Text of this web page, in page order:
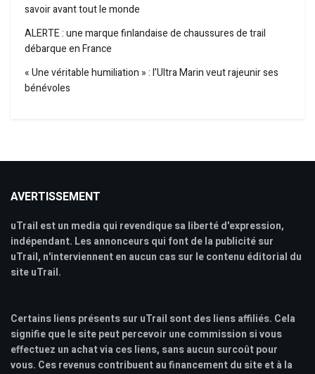
savoir avant tout le monde
ALERTE : une marque finlandaise de chaussures de trail
débarque en France
« Une véritable humiliation » : l’Ultra Marin veut rajeunir ses
bénévoles
AVERTISSEMENT
uTrail est un media qui revendique sa liberté d'expression,
indépendant. Les annonceurs qui font de la publicité sur
uTrail, n'interviennent en aucun cas sur le contenu éditorial du
site uTrail.
Certains liens présents sur uTrail sont des liens affiliés. Cela
signifie que le site peut percevoir une commission si vous
effectuez un achat via ces liens, sans aucun surcoût pour
vous. Ces revenus contribuent au financement du site et à la